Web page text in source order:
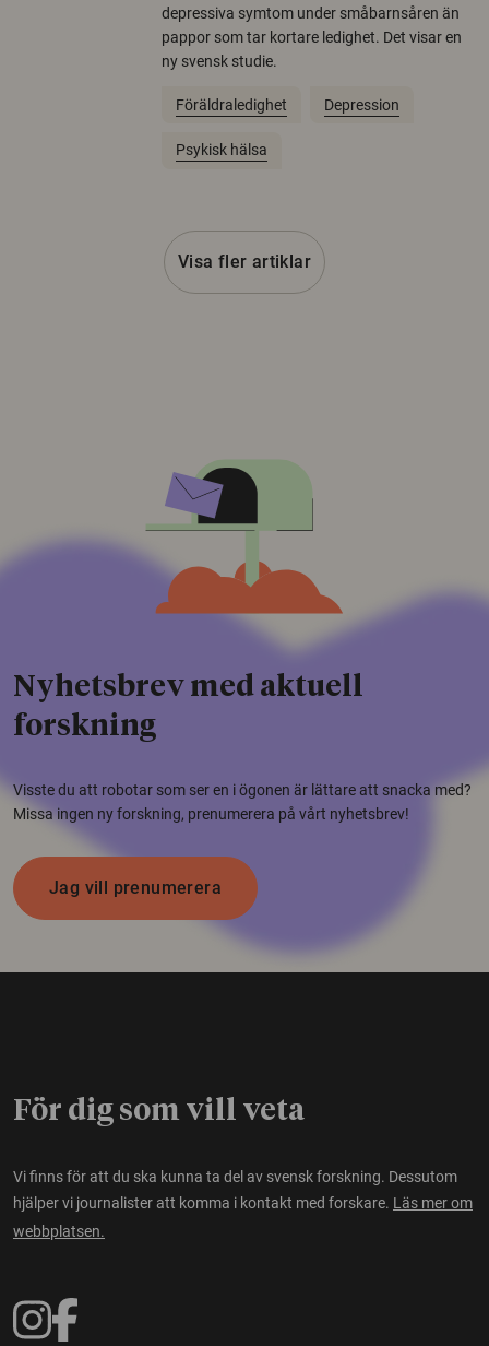
depressiva symtom under småbarnsåren än
pappor som tar kortare ledighet. Det visar en
ny svensk studie.
Föräldraledighet Depression
Psykisk hälsa
Visa fler artiklar
Nyhetsbrev med aktuell
forskning
Visste du att robotar som ser en i ögonen är lättare att snacka med?
Missa ingen ny forskning, prenumerera på vårt nyhetsbrev!
Jag vill prenumerera
För dig som vill veta
Vi finns för att du ska kunna ta del av svensk forskning. Dessutom
hjälper vi journalister att komma i kontakt med forskare. Läs mer om
webbplatsen.